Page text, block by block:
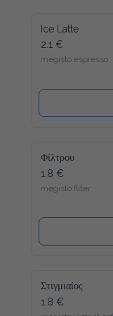
Ice Latte
2.1 €
megisto espresso
Φίλτρου
1.8 €
megisto filter
Στιγμιαίος
1.8 €
megisto instant coffee